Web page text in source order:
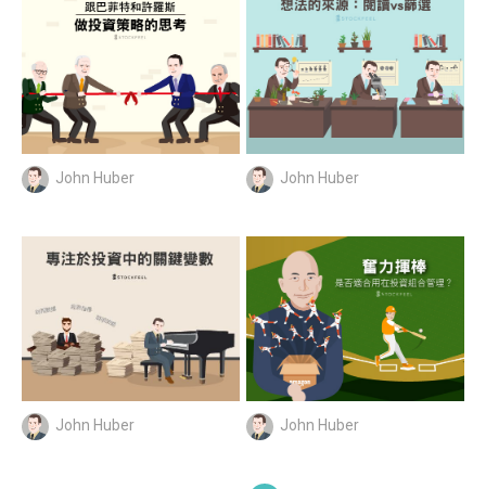
John Huber John Huber
John Huber John Huber